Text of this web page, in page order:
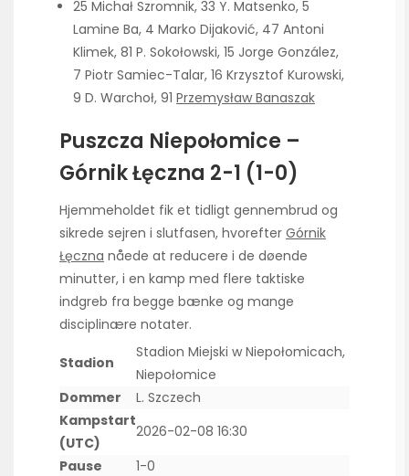
25 Michał Szromnik, 33 Y. Matsenko, 5
Lamine Ba, 4 Marko Dijaković, 47 Antoni
Klimek, 81 P. Sokołowski, 15 Jorge González,
7 Piotr Samiec-Talar, 16 Krzysztof Kurowski,
9 D. Warchoł, 91 Przemysław Banaszak
Puszcza Niepołomice –
Górnik Łęczna 2-1 (1-0)
Hjemmeholdet fik et tidligt gennembrud og
sikrede sejren i slutfasen, hvorefter Górnik
Łęczna nåede at reducere i de døende
minutter, i en kamp med flere taktiske
indgreb fra begge bænke og mange
disciplinære notater.
Stadion
Stadion Miejski w Niepołomicach,
Niepołomice
Dommer
L. Szczech
Kampstart
(UTC)
2026-02-08 16:30
Pause
1-0